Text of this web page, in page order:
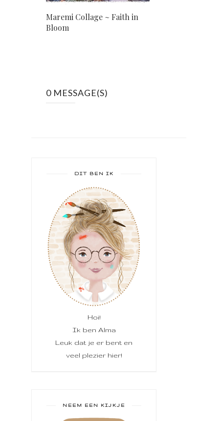
Maremi Collage ~ Faith in
Bloom
0 MESSAGE(S)
DIT BEN IK
Hoi!
Ik ben Alma
Leuk dat je er bent en
veel plezier hier!
NEEM EEN KIJKJE